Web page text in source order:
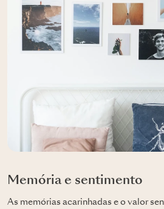
Memória e sentimento
As memórias acarinhadas e o valor